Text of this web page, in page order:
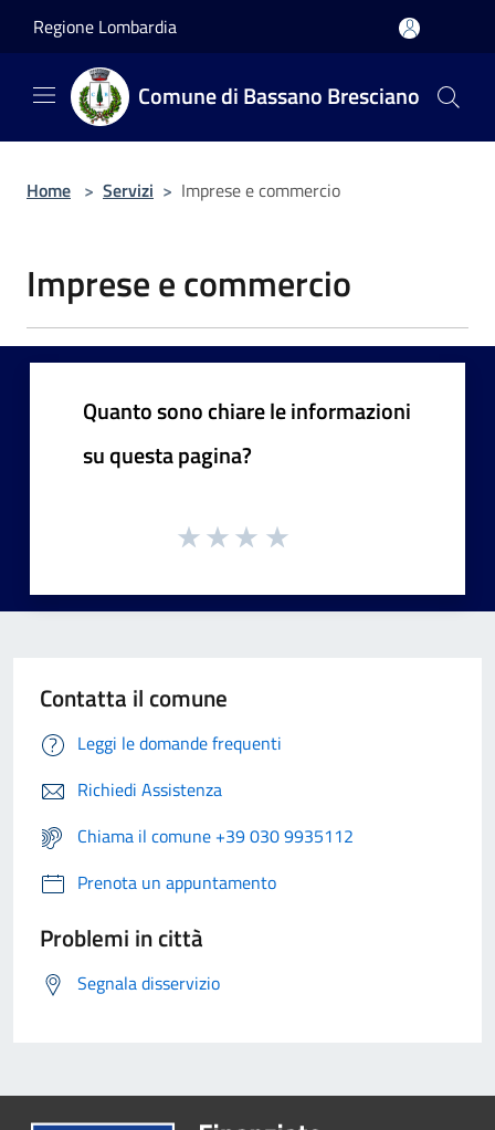
Regione Lombardia
Comune di Bassano Bresciano
Home > Servizi > Imprese e commercio
Imprese e commercio
Quanto sono chiare le informazioni
su questa pagina?
Contatta il comune
Leggi le domande frequenti
Richiedi Assistenza
Chiama il comune +39 030 9935112
Prenota un appuntamento
Problemi in città
Segnala disservizio